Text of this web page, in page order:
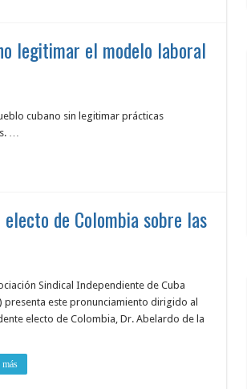
legitimar el modelo laboral
cubano sin legitimar prácticas
…
de Colombia sobre las
Sindical Independiente de Cuba
presenta este pronunciamiento dirigido al
electo de Colombia, Dr. Abelardo de la